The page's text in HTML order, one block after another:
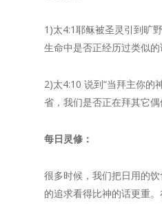
1)太4:1耶稣被圣灵引到旷
生命中是否正经历过类似
2)太4:10 说到“当拜主你的
省，我们是否正在拜其它
每日灵修：
很多时候，我们把日用的
的追求看得比神的话更重